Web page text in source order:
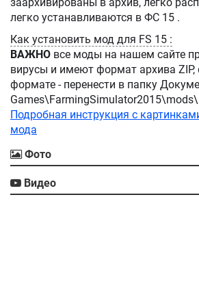
легко устанавливаются в ФС 15 .
Как установить мод для FS 15 :
ВАЖНО все моды на нашем сайте
вирусы и имеют формат архива ZIP,
формате - перенести в папку
Games\FarmingSimulator2015\mods\
Подробная инструкция с
мода
Фото
Видео